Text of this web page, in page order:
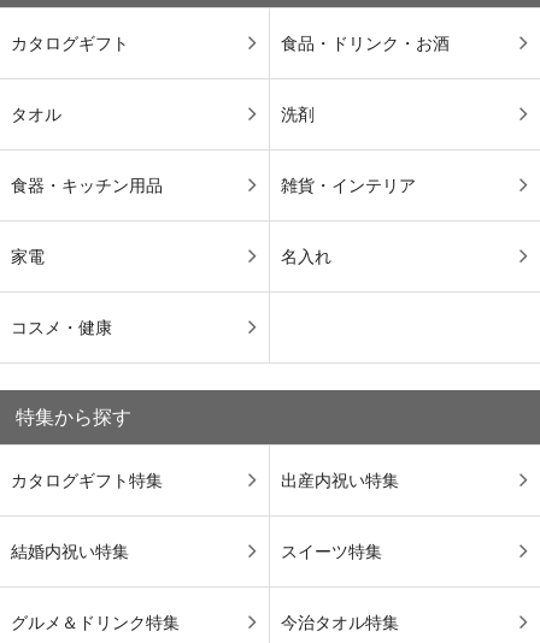
カタログギフト 食品・ドリンク・お酒
タオル 洗剤
食器・キッチン用品 雑貨・インテリア
家電 名入れ
コスメ・健康
特集から探す
カタログギフト特集 出産内祝い特集
結婚内祝い特集 スイーツ特集
グルメ＆ドリンク特集 今治タオル特集